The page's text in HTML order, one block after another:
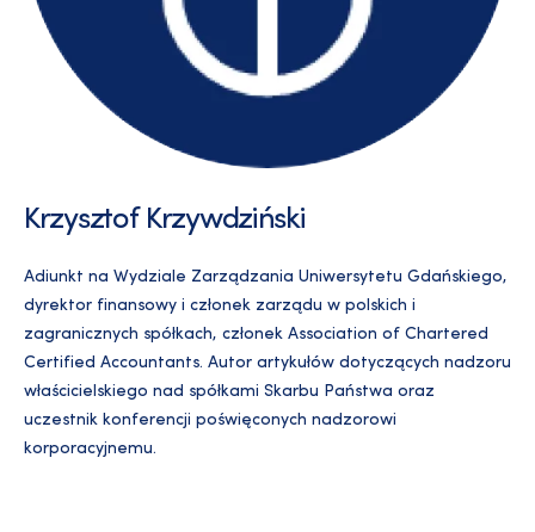
Krzysztof Krzywdziński
Adiunkt na Wydziale Zarządzania Uniwersytetu Gdańskiego,
dyrektor finansowy i członek zarządu w polskich i
zagranicznych spółkach, członek Association of Chartered
Certified Accountants. Autor artykułów dotyczących nadzoru
właścicielskiego nad spółkami Skarbu Państwa oraz
uczestnik konferencji poświęconych nadzorowi
korporacyjnemu.